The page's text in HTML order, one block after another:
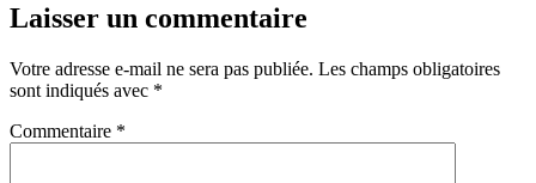
Laisser un commentaire
Votre adresse e-mail ne sera pas publiée. Les champs obligatoires
sont indiqués avec *
Commentaire *